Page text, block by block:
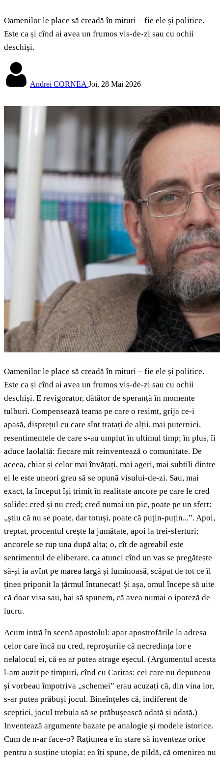
Oamenilor le place să creadă în mituri – fie ele și politice.
Este ca și cînd ai avea un frumos vis-de-zi sau cu ochii
deschiși.
Andrei CORNEA Joi, 28 Mai 2026
Oamenilor le place să creadă în mituri – fie ele și politice.
Este ca și cînd ai avea un frumos vis-de-zi sau cu ochii
deschiși. E revigorator, dătător de speranță în momente
tulburi. Compensează teama pe care o resimt, grija ce-i
apasă, disprețul cu care sînt tratați de alții, mai puternici,
resentimentele de care s-au umplut în ultimul timp; în plus, îi
aduce laolaltă: fiecare mit reinventează o comunitate. De
aceea, chiar și celor mai învățați, mai ageri, mai subtili dintre
ei le este uneori greu să se opună visului-de-zi. Sau, mai
exact, la început își trimit în realitate ancore pe care le cred
solide: cred și nu cred; cred numai un pic, poate pe un sfert:
„știu că nu se poate, dar totuși, poate că puțin-puțin...”. Apoi,
treptat, procentul crește la jumătate, apoi la trei-sferturi;
ancorele se rup una după alta; o, cît de agreabil este
sentimentul de eliberare, ca atunci cînd un vas se pregătește
să-și ia avînt pe marea largă și luminoasă, scăpat de tot ce îl
ținea priponit la țărmul întunecat! Și așa, omul începe să uite
că doar visa sau, hai să spunem, că avea numai o ipoteză de
lucru.
Acum intră în scenă apostolul: apar apostrofările la adresa
celor care încă nu cred, reproșurile că necredința lor e
nelalocul ei, că ea ar putea atrage eșecul. (Argumentul acesta
l-am auzit pe timpuri, cînd cu Caritas: cei care nu depuneau
și vorbeau împotriva „schemei” erau acuzați că, din vina lor,
s-ar putea prăbuși jocul. Bineînțeles că, indiferent de
sceptici, jocul trebuia să se prăbușească odată și odată.)
Inventează argumente bazate pe analogie și modele istorice.
Cum de n-ar face-o? Rațiunea e în stare să inventeze orice
pentru a susține utopia: ea îți spune, de pildă, că omenirea nu